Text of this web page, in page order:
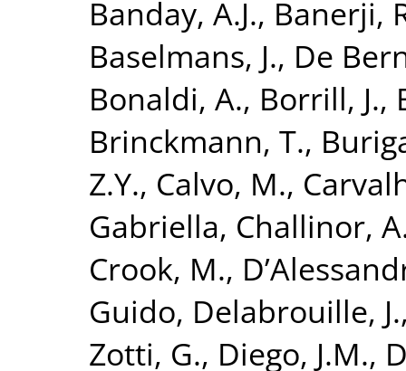
Banday, A.J., Banerji,
Baselmans, J., De
Bonaldi, A., Borrill, J.,
Brinckmann, T.,
Z.Y., Calvo, M.,
Gabriella, Challinor,
Crook, M.,
Guido, Delabrouille, J.
Zotti, G., Diego, J.M.,